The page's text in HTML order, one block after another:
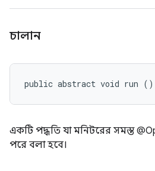
চালান
public abstract void run ()
একটি পদ্ধতি যা মনিটরের সমস্ত
পরে বলা হবে।